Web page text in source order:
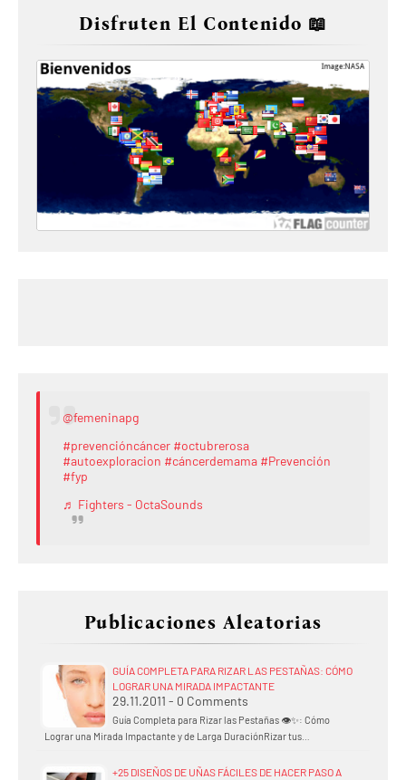
Disfruten El Contenido 📖
@femeninapg
#prevencióncáncer #octubrerosa
#autoexploracion #cáncerdemama #Prevención
#fyp
♬ Fighters - OctaSounds
Publicaciones Aleatorias
GUÍA COMPLETA PARA RIZAR LAS PESTAÑAS: CÓMO
LOGRAR UNA MIRADA IMPACTANTE
29.11.2011 - 0 Comments
Guía Completa para Rizar las Pestañas 👁️✨: Cómo
Lograr una Mirada Impactante y de Larga DuraciónRizar tus…
+25 DISEÑOS DE UÑAS FÁCILES DE HACER PASO A